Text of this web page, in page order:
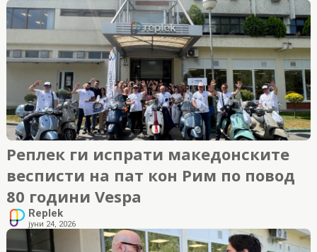
Реплек ги испрати македонските
весписти на пат кон Рим по повод
80 години Vespa
Replek
јуни 24, 2026